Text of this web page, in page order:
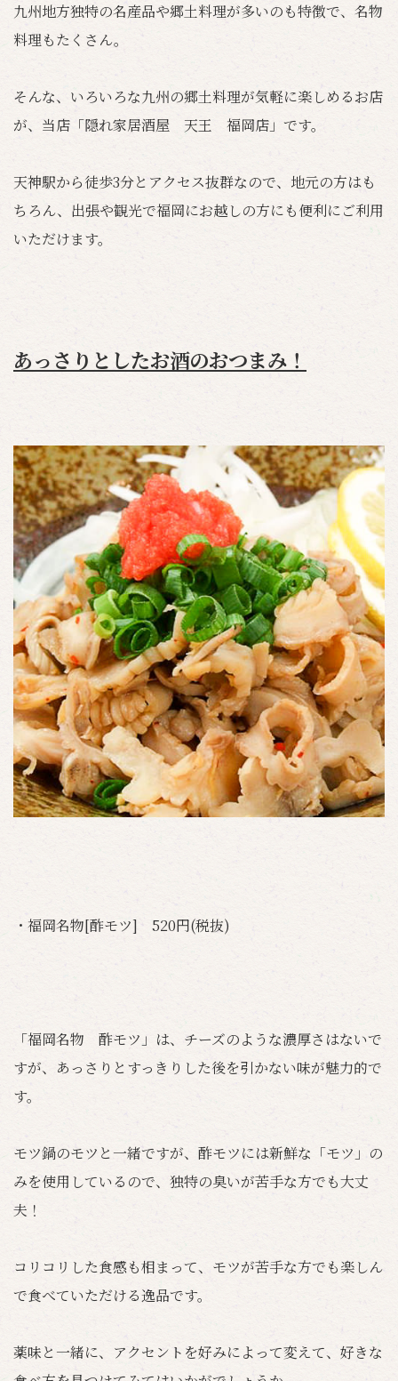
九州地方独特の名産品や郷土料理が多いのも特徴で、名物
料理もたくさん。
そんな、いろいろな九州の郷土料理が気軽に楽しめるお店
が、当店「隠れ家居酒屋 天王 福岡店」です。
天神駅から徒歩3分とアクセス抜群なので、地元の方はも
ちろん、出張や観光で福岡にお越しの方にも便利にご利用
いただけます。
あっさりとしたお酒のおつまみ！
・福岡名物[酢モツ] 520円(税抜)
「福岡名物 酢モツ」は、チーズのような濃厚さはないで
すが、あっさりとすっきりした後を引かない味が魅力的で
す。
モツ鍋のモツと一緒ですが、酢モツには新鮮な「モツ」の
みを使用しているので、独特の臭いが苦手な方でも大丈
夫！
コリコリした食感も相まって、モツが苦手な方でも楽しん
で食べていただける逸品です。
薬味と一緒に、アクセントを好みによって変えて、好きな